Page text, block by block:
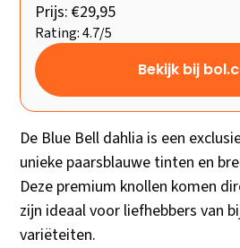
Prijs: €29,95
Rating: 4.7/5
Bekijk bij
De Blue Bell dahlia is een
unieke paarsblauwe tinten en
Deze premium knollen komen
zijn ideaal voor liefhebbers van
variëteiten.